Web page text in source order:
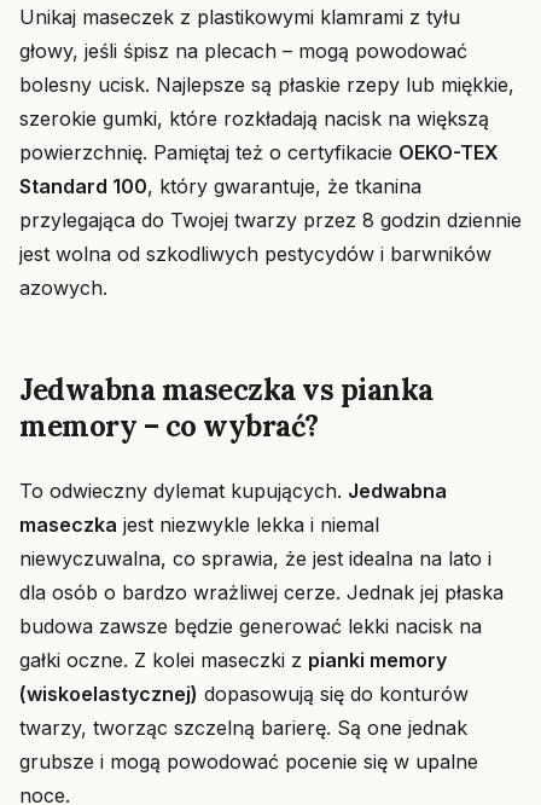
Unikaj maseczek z plastikowymi klamrami z tyłu
głowy, jeśli śpisz na plecach – mogą powodować
bolesny ucisk. Najlepsze są płaskie rzepy lub miękkie,
szerokie gumki, które rozkładają nacisk na większą
powierzchnię. Pamiętaj też o certyfikacie OEKO-TEX
Standard 100, który gwarantuje, że tkanina
przylegająca do Twojej twarzy przez 8 godzin dziennie
jest wolna od szkodliwych pestycydów i barwników
azowych.
Jedwabna maseczka vs pianka
memory – co wybrać?
To odwieczny dylemat kupujących. Jedwabna
maseczka jest niezwykle lekka i niemal
niewyczuwalna, co sprawia, że jest idealna na lato i
dla osób o bardzo wrażliwej cerze. Jednak jej płaska
budowa zawsze będzie generować lekki nacisk na
gałki oczne. Z kolei maseczki z pianki memory
(wiskoelastycznej) dopasowują się do konturów
twarzy, tworząc szczelną barierę. Są one jednak
grubsze i mogą powodować pocenie się w upalne
noce.